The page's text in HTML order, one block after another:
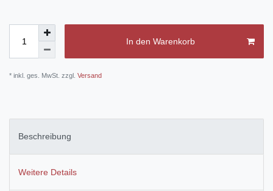
In den Warenkorb
* inkl. ges. MwSt. zzgl. Versand
Beschreibung
Weitere Details